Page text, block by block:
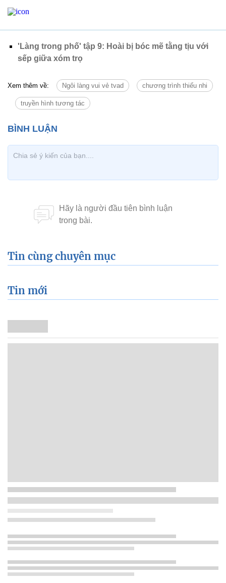
'Làng trong phố' tập 9: Hoài bị bóc mẽ tằng tịu với
sếp giữa xóm trọ
Xem thêm về: Ngôi làng vui vẻ tvad chương trình thiếu nhi
truyền hình tương tác
Tin cùng chuyên mục
Tin mới